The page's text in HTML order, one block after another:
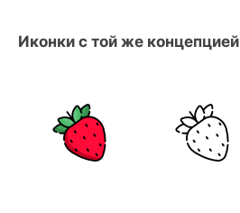
Иконки с той же концепцией